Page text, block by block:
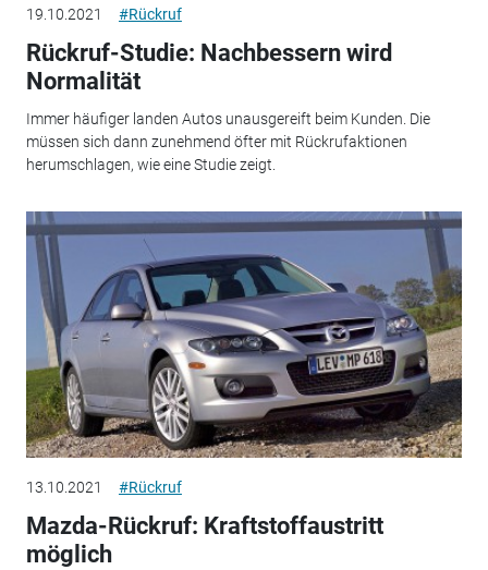
19.10.2021 #Rückruf
Rückruf-Studie: Nachbessern wird
Normalität
Immer häufiger landen Autos unausgereift beim Kunden. Die
müssen sich dann zunehmend öfter mit Rückrufaktionen
herumschlagen, wie eine Studie zeigt.
13.10.2021 #Rückruf
Mazda-Rückruf: Kraftstoffaustritt
möglich